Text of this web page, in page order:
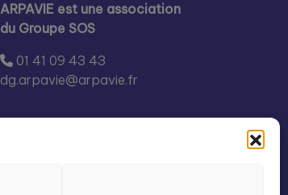
ARPAVIE est une association
du Groupe SOS
01 41 09 43 43
dg.arpavie@arpavie.fr